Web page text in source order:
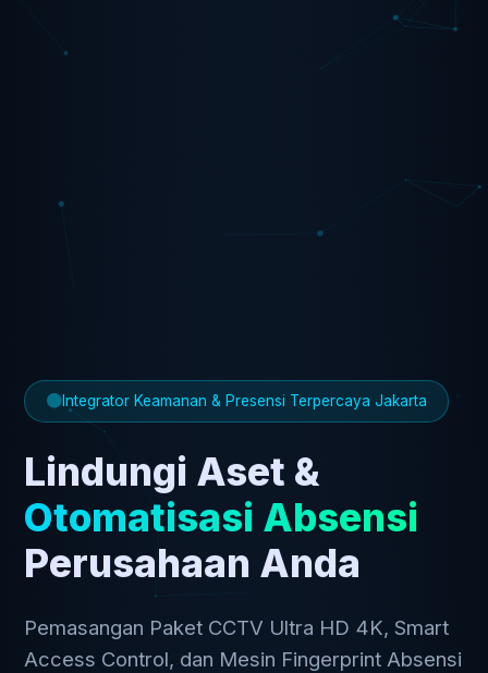
Integrator Keamanan & Presensi Terpercaya Jakarta
Lindungi Aset &
Otomatisasi Absensi
Perusahaan Anda
Pemasangan Paket CCTV Ultra HD 4K, Smart
Access Control, dan Mesin Fingerprint Absensi